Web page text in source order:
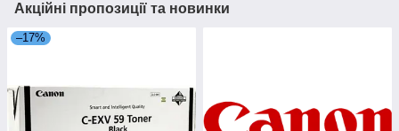
Акційні пропозиції та новинки
–17%